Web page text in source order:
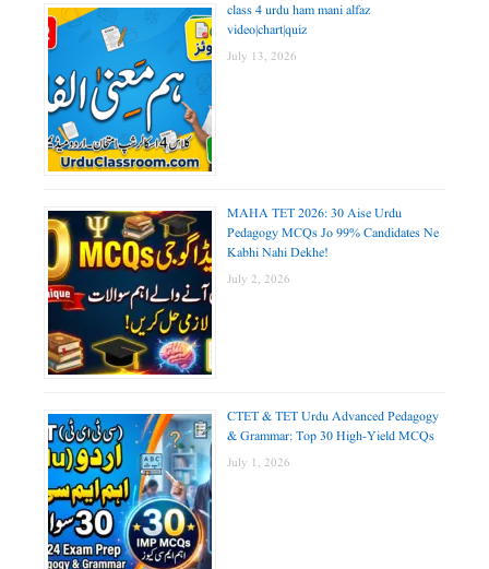
class 4 urdu ham mani alfaz
video|chart|quiz
July 13, 2026
MAHA TET 2026: 30 Aise Urdu
Pedagogy MCQs Jo 99% Candidates Ne
Kabhi Nahi Dekhe!
July 2, 2026
CTET & TET Urdu Advanced Pedagogy
& Grammar: Top 30 High-Yield MCQs
July 1, 2026